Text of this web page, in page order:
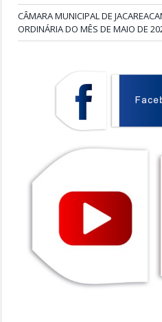
CÂMARA MUNICIPAL DE
ORDINÁRIA DO MÊS DE MAIO DE